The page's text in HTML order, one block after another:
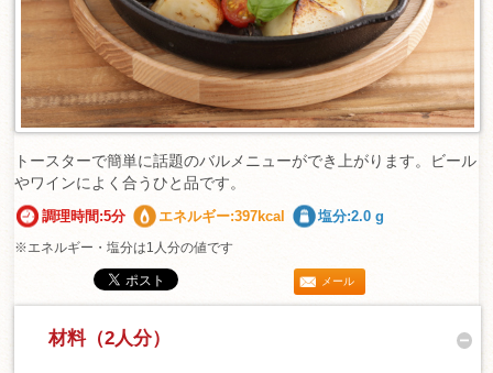
トースターで簡単に話題のバルメニューができ上がります。ビール
やワインによく合うひと品です。
調理時間:5分 エネルギー:397kcal 塩分:2.0 g
※エネルギー・塩分は1人分の値です
メール
材料（2人分）